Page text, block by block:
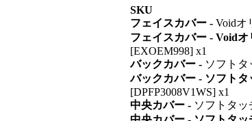
SKU
フェイスカバー -Voidオ
フェイスカバー - Voidオ
[EXOEM998] x1
バックカバー - ソフトタ
バックカバー - ソフトタ
[DPFP3008V1WS] x1
中央カバー - ソフトタッ